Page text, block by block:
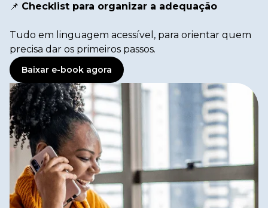
📌 Checklist para organizar a adequação
Tudo em linguagem acessível, para orientar quem
precisa dar os primeiros passos.
Baixar e-book agora